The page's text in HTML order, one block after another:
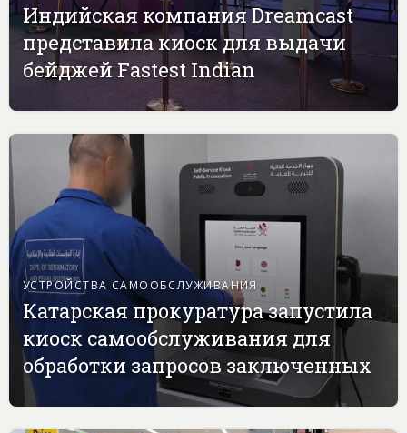
Индийская компания Dreamcast
представила киоск для выдачи
бейджей Fastest Indian
УСТРОЙСТВА САМООБСЛУЖИВАНИЯ
Катарская прокуратура запустила
киоск самообслуживания для
обработки запросов заключенных